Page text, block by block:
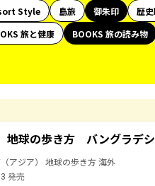
Style 島旅 御朱印 歴
旅と健康 BOOKS 旅の読み物
地球の歩き方 バングラデ
アジア） 地球の歩き方 海外
発売